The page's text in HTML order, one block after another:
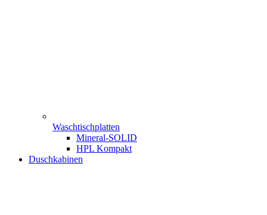
Waschtischplatten
Mineral-SOLID
HPL Kompakt
Duschkabinen